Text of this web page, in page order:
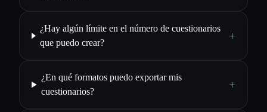
¿Hay algún límite en el número de cuestionarios
que puedo crear?
+
¿En qué formatos puedo exportar mis
cuestionarios?
+